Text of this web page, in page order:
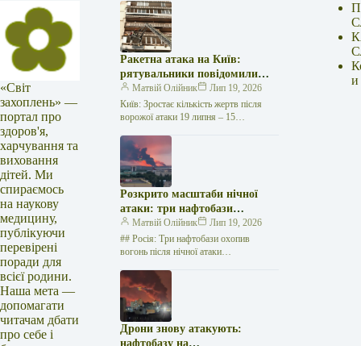
«Світ
захоплень» —
портал про
здоров'я,
харчування та
виховання
дітей. Ми
спираємось
на наукову
медицину,
публікуючи
перевірені
поради для
всієї родини.
Наша мета —
допомагати
читачам дбати
про себе і
Ракетна атака на Київ:
рятувальники повідомили
про 15 поранених
Матвій Олійник
Лип 19, 2026
Київ: Зростає кількість жертв після
ворожої атаки 19 липня – 15
російської агресії, що сталася у
столиці…
Розкрито масштаби нічної
атаки: три нафтобази
палають у Ставрополі –
OSINT-аналіз
Матвій Олійник
Лип 19, 2026
## Росія: Три нафтобази охопив
вогонь після нічної атаки
чорного кмину: цінність і дія на
здоров'яПринц…
Дрони знову атакують:
нафтобазу на
и